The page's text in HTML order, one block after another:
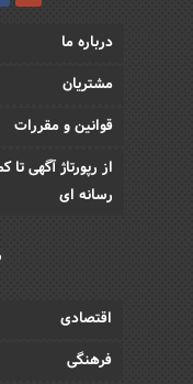
درباره ما
مشتریان
قوانین و مقررات
از رپورتاژ آگهی تا
رسانه ای
اقتصادی
فرهنگی